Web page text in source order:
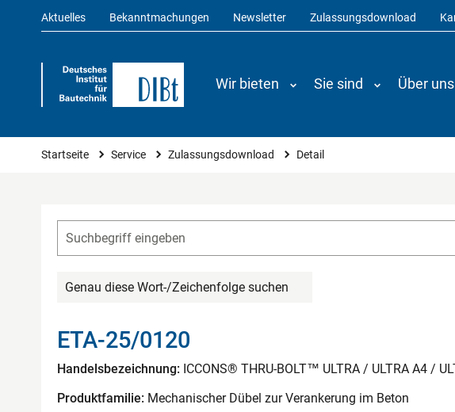
Aktuelles Bekanntmachungen Newsletter Zulassungsdownload
Wir bieten Sie sind Über uns
Sie sind hier
Startseite Service Zulassungsdownload Detail
Genau diese Wort-/Zeichenfolge suchen
ETA-25/0120
Handelsbezeichnung: ICCONS® THRU-BOLT™ ULTRA / ULTRA A4 /
Produktfamilie: Mechanischer Dübel zur Verankerung im Beton